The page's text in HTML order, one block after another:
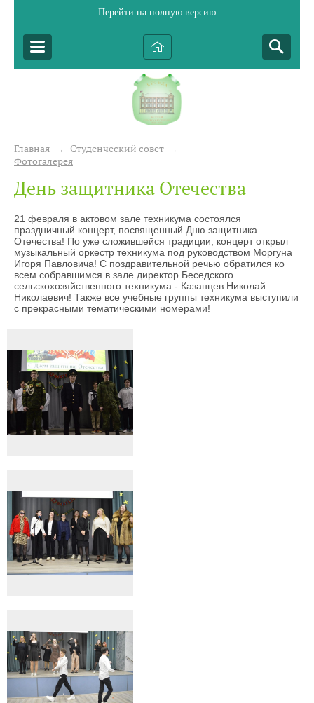
Перейти на полную версию
Главная → Студенческий совет →
Фотогалерея
День защитника Отечества
21 февраля в актовом зале техникума состоялся
праздничный концерт, посвященный Дню защитника
Отечества! По уже сложившейся традиции, концерт открыл
музыкальный оркестр техникума под руководством Моргуна
Игоря Павловича! С поздравительной речью обратился ко
всем собравшимся в зале директор Беседского
сельскохозяйственного техникума - Казанцев Николай
Николаевич! Также все учебные группы техникума выступили
с прекрасными тематическими номерами!